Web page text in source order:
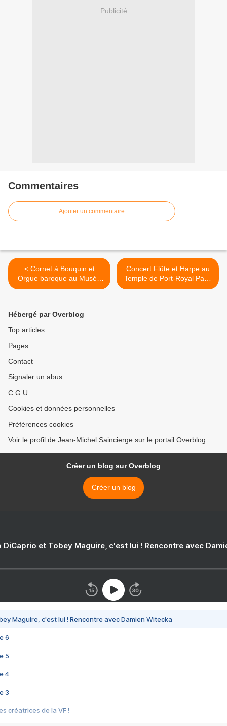
Publicité
Commentaires
Ajouter un commentaire
< Cornet à Bouquin et
Orgue baroque au Musée
Bossuet à Meaux
Concert Flûte et Harpe au
Temple de Port-Royal Paris
13e >
Hébergé par Overblog
Top articles
Pages
Contact
Signaler un abus
C.G.U.
Cookies et données personnelles
Préférences cookies
Voir le profil de Jean-Michel Saincierge sur le portail Overblog
Créer un blog sur Overblog
Créer un blog
DiCaprio et Tobey Maguire, c'est lui ! Rencontre avec
Maguire, c'est lui ! Rencontre avec Damien Witecka
6
5
4
3
créatrices de la VF !